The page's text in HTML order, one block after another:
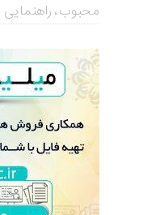
محبوب، راهنمایی